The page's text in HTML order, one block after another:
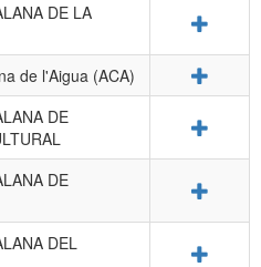
DE LA
de l'Aigua (ACA)
DE
DE
DEL